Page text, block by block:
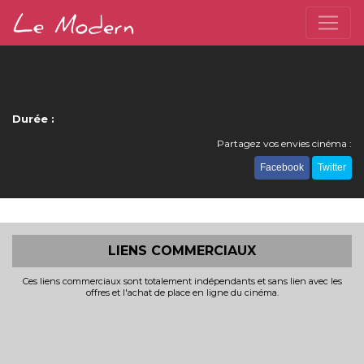
Durée :
Partagez vos envies cinéma :
Facebook Twitter
LIENS COMMERCIAUX
Ces liens commerciaux sont totalement indépendants et sans lien avec les
offres et l'achat de place en ligne du cinéma.